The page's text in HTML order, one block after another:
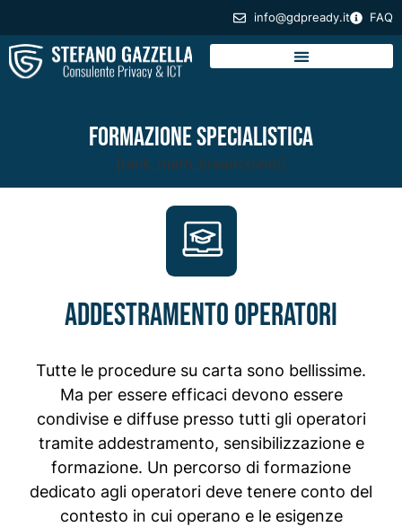
info@gdpready.it FAQ
Formazione Specialistica
[rank_math_breadcrumb]
Addestramento operatori
Tutte le procedure su carta sono bellissime.
Ma per essere efficaci devono essere
condivise e diffuse presso tutti gli operatori
tramite addestramento, sensibilizzazione e
formazione. Un percorso di formazione
dedicato agli operatori deve tenere conto del
contesto in cui operano e le esigenze